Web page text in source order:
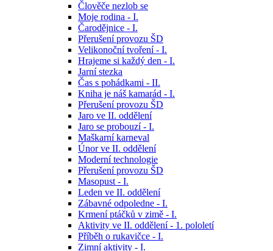
Člověče nezlob se
Moje rodina - I.
Čarodějnice - I.
Přerušení provozu ŠD
Velikonoční tvoření - I.
Hrajeme si každý den - I.
Jarní stezka
Čas s pohádkami - II.
Kniha je náš kamarád - I.
Přerušení provozu ŠD
Jaro ve II. oddělení
Jaro se probouzí - I.
Maškarní karneval
Únor ve II. oddělení
Moderní technologie
Přerušení provozu ŠD
Masopust - I.
Leden ve II. oddělení
Zábavné odpoledne - I.
Krmení ptáčků v zimě - I.
Aktivity ve II. oddělení - 1. pololetí
Příběh o rukavičce - I.
Zimní aktivity - I.